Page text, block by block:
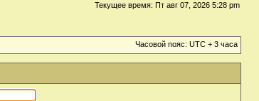
Текущее время: Пт авг 07, 2026 5:28 pm
Часовой пояс: UTC + 3 часа